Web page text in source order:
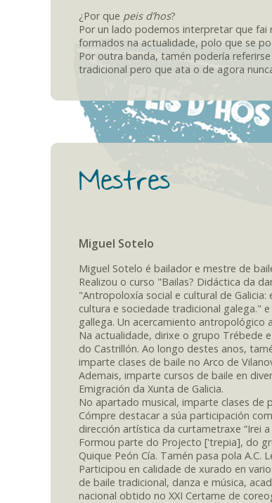
¿Por que peis d’hos?
Por un lado podemos interpretar que fai
formados na actualidade, polo que se
Por outra banda, tamén podería
tradicional pero que ata o de agora
Mestres
Miguel Sotelo
Miguel Sotelo é bailador e mestre de
Realizou o curso "Bailas? Didáctica da
"Antropoloxía social e cultural de
cultura e sociedade tradicional galega."
gallega. Un acercamiento antropológico
Na actualidade, dirixe o grupo Trébede
do Castrillón. Ao longo destes anos,
imparte clases de baile no Arco de
Ademais, imparte cursos de baile en
Emigración da Xunta de Galicia.
No apartado musical, imparte clases de
Cómpre destacar a súa participación
dirección artística da curtametraxe “Irei a
Formou parte do Projecto ['trepia], do
Quique Peón Cía. Tamén pasa pola A.C.
Participou en calidade de xurado en
de baile tradicional, danza e música,
nacional obtido no XXI Certame de